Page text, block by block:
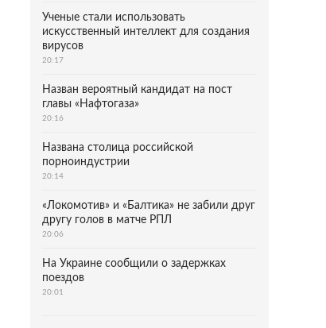
Ученые стали использовать
искусственный интеллект для создания
вирусов
20:17
Назван вероятный кандидат на пост
главы «Нафтогаза»
20:16
Названа столица российской
порноиндустрии
20:14
«Локомотив» и «Балтика» не забили друг
другу голов в матче РПЛ
20:06
На Украине сообщили о задержках
поездов
20:01